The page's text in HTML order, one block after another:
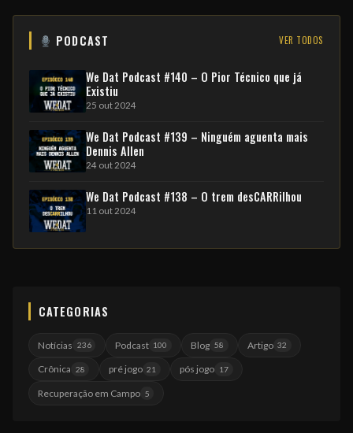
PODCAST VER TODOS
We Dat Podcast #140 – O Pior Técnico que já
Existiu
25 out 2024
We Dat Podcast #139 – Ninguém aguenta mais
Dennis Allen
24 out 2024
We Dat Podcast #138 – O trem desCARRilhou
11 out 2024
CATEGORIAS
Notícias 236 Podcast 100 Blog 58 Artigo 32
Crônica 28 pré jogo 21 pós jogo 17
Recuperação em Campo 5